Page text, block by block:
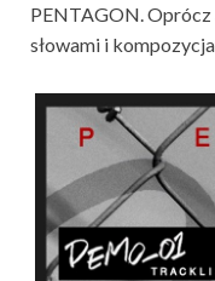
PENTAGON. Oprócz
słowami i